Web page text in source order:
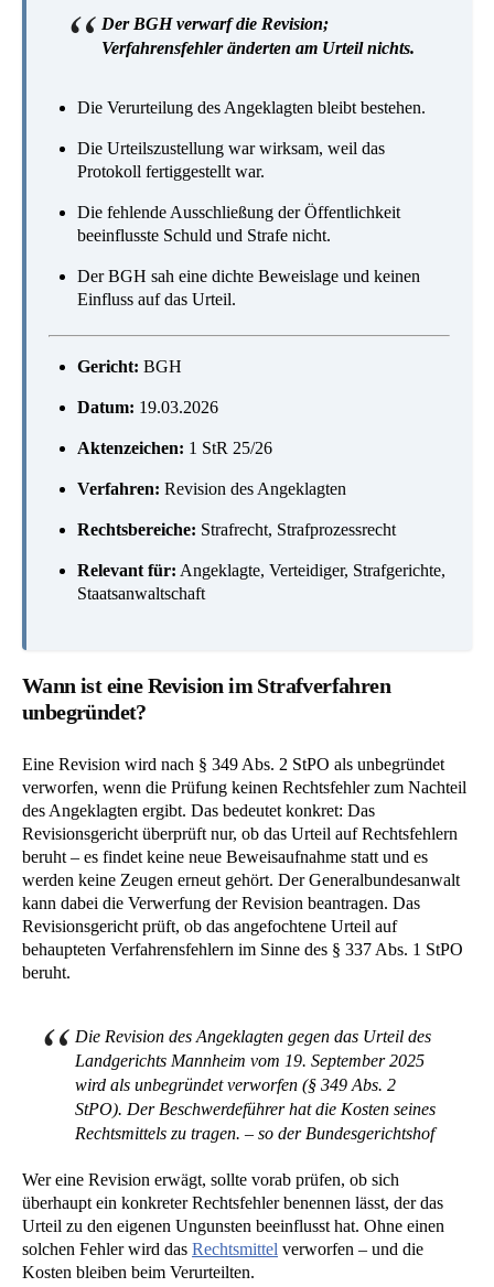
Der BGH verwarf die Revision;
Verfahrensfehler änderten am Urteil nichts.
Die Verurteilung des Angeklagten bleibt bestehen.
Die Urteilszustellung war wirksam, weil das
Protokoll fertiggestellt war.
Die fehlende Ausschließung der Öffentlichkeit
beeinflusste Schuld und Strafe nicht.
Der BGH sah eine dichte Beweislage und keinen
Einfluss auf das Urteil.
Gericht: BGH
Datum: 19.03.2026
Aktenzeichen: 1 StR 25/26
Verfahren: Revision des Angeklagten
Rechtsbereiche: Strafrecht, Strafprozessrecht
Relevant für: Angeklagte, Verteidiger, Strafgerichte,
Staatsanwaltschaft
Wann ist eine Revision im Strafverfahren
unbegründet?
Eine Revision wird nach § 349 Abs. 2 StPO als unbegründet
verworfen, wenn die Prüfung keinen Rechtsfehler zum Nachteil
des Angeklagten ergibt. Das bedeutet konkret: Das
Revisionsgericht überprüft nur, ob das Urteil auf Rechtsfehlern
beruht – es findet keine neue Beweisaufnahme statt und es
werden keine Zeugen erneut gehört. Der Generalbundesanwalt
kann dabei die Verwerfung der Revision beantragen. Das
Revisionsgericht prüft, ob das angefochtene Urteil auf
behaupteten Verfahrensfehlern im Sinne des § 337 Abs. 1 StPO
beruht.
Die Revision des Angeklagten gegen das Urteil des
Landgerichts Mannheim vom 19. September 2025
wird als unbegründet verworfen (§ 349 Abs. 2
StPO). Der Beschwerdeführer hat die Kosten seines
Rechtsmittels zu tragen. – so der Bundesgerichtshof
Wer eine Revision erwägt, sollte vorab prüfen, ob sich
überhaupt ein konkreter Rechtsfehler benennen lässt, der das
Urteil zu den eigenen Ungunsten beeinflusst hat. Ohne einen
solchen Fehler wird das Rechtsmittel verworfen – und die
Kosten bleiben beim Verurteilten.